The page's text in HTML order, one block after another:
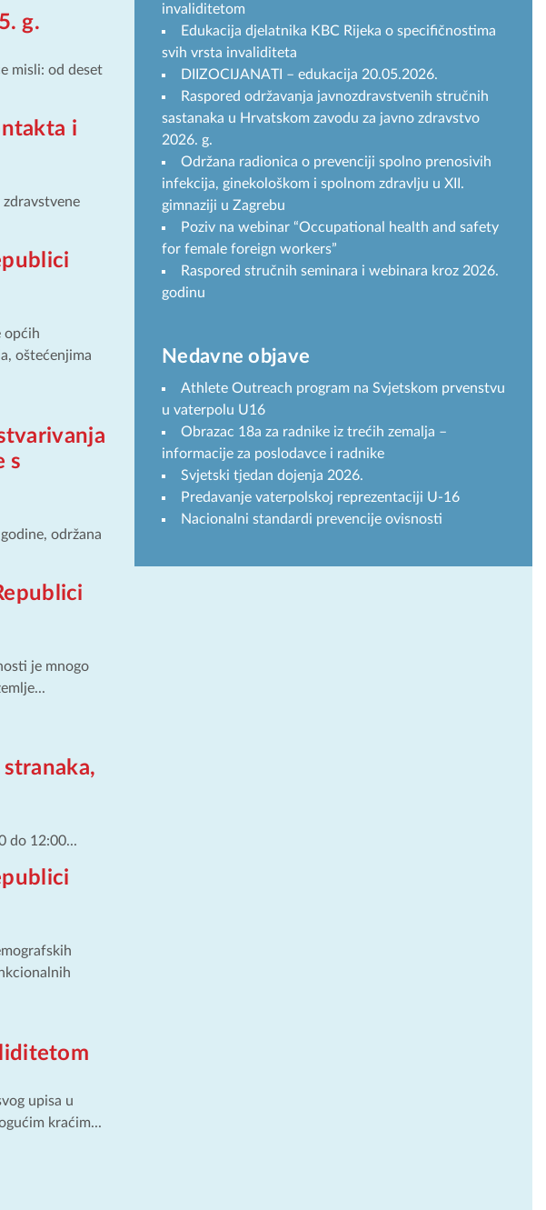
g.
misli: od deset
i
općih
oštećenjima
s
održana
je mnogo
do 12:00...
upisa u
kraćim...
invaliditetom
Edukacija djelatnika KBC Rijeka o specifičnostima
svih vrsta invaliditeta
DIIZOCIJANATI – edukacija 20.05.2026.
Raspored održavanja javnozdravstvenih stručnih
sastanaka u Hrvatskom zavodu za javno zdravstvo
2026. g.
Održana radionica o prevenciji spolno prenosivih
infekcija, ginekološkom i spolnom zdravlju u XII.
gimnaziji u Zagrebu
Poziv na webinar “Occupational health and safety
for female foreign workers”
Raspored stručnih seminara i webinara kroz 2026.
godinu
Nedavne objave
Athlete Outreach program na Svjetskom prvenstvu
u vaterpolu U16
Obrazac 18a za radnike iz trećih zemalja –
informacije za poslodavce i radnike
Svjetski tjedan dojenja 2026.
Predavanje vaterpolskoj reprezentaciji U-16
Nacionalni standardi prevencije ovisnosti